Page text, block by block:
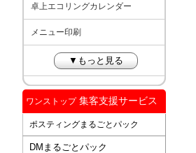
卓上エコリングカレンダー
メニュー印刷
▼もっと見る
ワンストップ集客支援サービス
ポスティングまるごとパック
DMまるごとパック